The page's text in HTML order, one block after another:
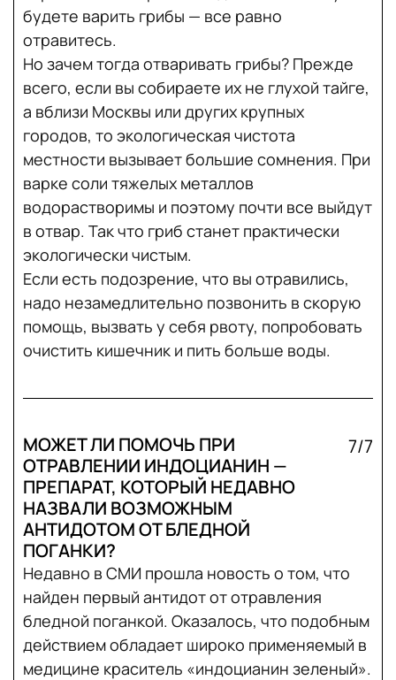
будете варить грибы — все равно
отравитесь.
Но зачем тогда отваривать грибы? Прежде
всего, если вы собираете их не глухой тайге,
а вблизи Москвы или других крупных
городов, то экологическая чистота
местности вызывает большие сомнения. При
варке соли тяжелых металлов
водорастворимы и поэтому почти все выйдут
в отвар. Так что гриб станет практически
экологически чистым.
Если есть подозрение, что вы отравились,
надо незамедлительно позвонить в скорую
помощь, вызвать у себя рвоту, попробовать
очистить кишечник и пить больше воды.
МОЖЕТ ЛИ ПОМОЧЬ ПРИ
ОТРАВЛЕНИИ ИНДОЦИАНИН —
ПРЕПАРАТ, КОТОРЫЙ НЕДАВНО
НАЗВАЛИ ВОЗМОЖНЫМ
АНТИДОТОМ ОТ БЛЕДНОЙ
ПОГАНКИ?
7/7
Недавно в СМИ прошла новость о том, что
найден первый антидот от отравления
бледной поганкой. Оказалось, что подобным
действием обладает широко применяемый в
медицине краситель «индоцианин зеленый».